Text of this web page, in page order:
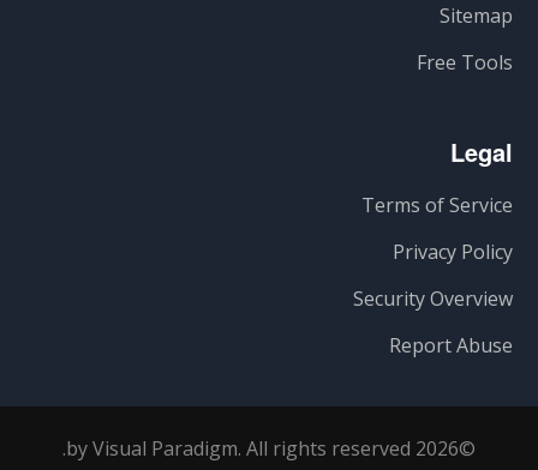
Sitemap
Free Tools
Legal
Terms of Service
Privacy Policy
Security Overview
Report Abuse
©2026 by Visual Paradigm. All rights reserved.